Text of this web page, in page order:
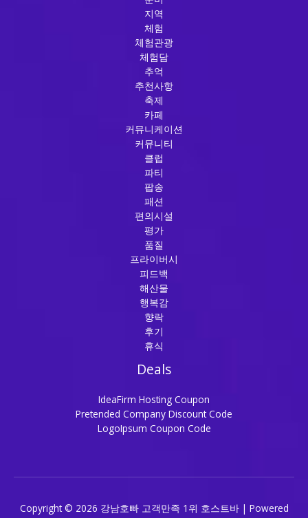
지역
체험
체험관광
체험담
추억
추천사항
축제
카페
커뮤니케이션
커뮤니티
클럽
파티
팝송
패션
편의시설
평가
품질
프라이버시
피드백
해산물
행복감
향락
후기
휴식
Deals
IdeaFirm Hosting Coupon
Pretended Company Discount Code
LogoIpsum Coupon Code
Copyright © 2026 강남호빠 고객만족 1위 호스트바 | Powered